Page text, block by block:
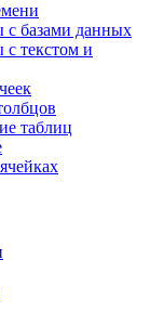
базами данных
текстом и
таблиц